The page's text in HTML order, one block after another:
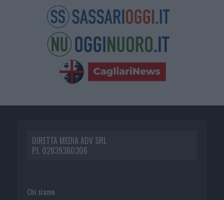
DIRETTA MEDIA ADV SRL
P.I. 02839380306
Chi siamo